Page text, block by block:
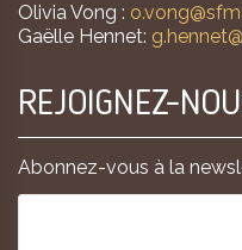
Olivia Vong :
Gaëlle Hennet:
REJOIGNEZ-
Abonnez-vous à la